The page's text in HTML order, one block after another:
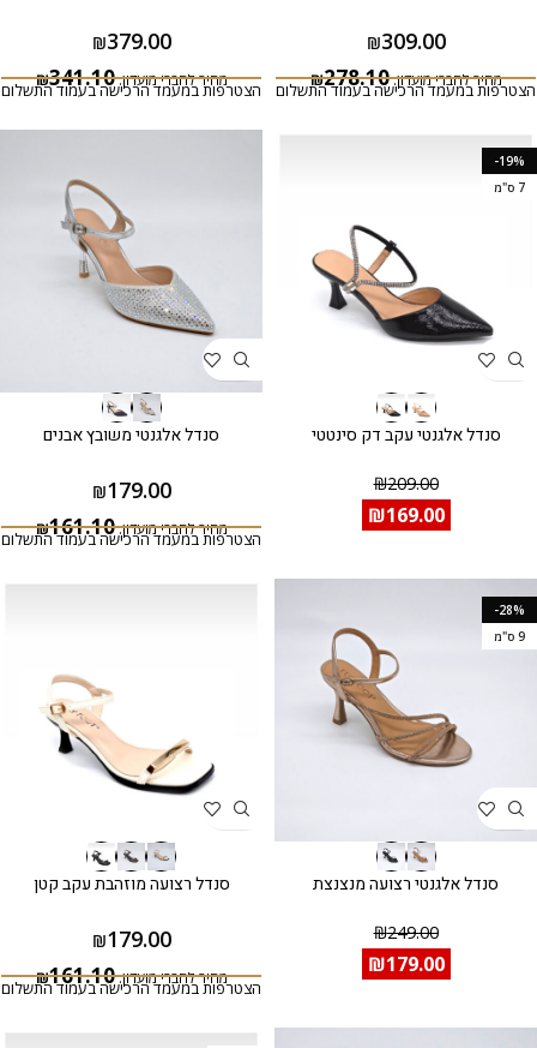
₪309.00
מחיר לחברי מועדון: ₪278.10
הצטרפות במעמד הרכישה בעמוד התשלום
₪379.00
מחיר לחברי מועדון: ₪341.10
הצטרפות במעמד הרכישה בעמוד התשלום
-19%
7 ס"מ
סנדל אלגנטי עקב דק סינטטי
₪209.00
₪169.00
סנדל אלגנטי משובץ אבנים
₪179.00
מחיר לחברי מועדון: ₪161.10
הצטרפות במעמד הרכישה בעמוד התשלום
-28%
9 ס"מ
סנדל אלגנטי רצועה מנצנצת
₪249.00
₪179.00
סנדל רצועה מוזהבת עקב קטן
₪179.00
מחיר לחברי מועדון: ₪161.10
הצטרפות במעמד הרכישה בעמוד התשלום